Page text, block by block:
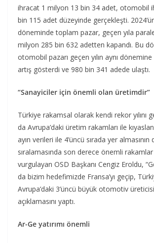
ihracat 1 milyon 13 bin 34 adet, otomobil
bin 115 adet düzeyinde gerçekleşti.
döneminde toplam pazar, geçen yıla
milyon 285 bin 632 adetten kapandı. Bu
otomobil pazarı geçen yılın aynı
artış gösterdi ve 980 bin 341 adede ulaştı.
“Sanayiciler için önemli olan üretimdir”
Türkiye rakamsal olarak kendi rekor yılını
da Avrupa’daki üretim rakamları ile
ayın verileri ile 4’üncü sırada yer almasının
sıralamasında son derece önemli
vurgulayan OSD Başkanı Cengiz Eroldu,
da bizim hedefimizde Fransa’yı geçip,
Avrupa’daki 3’üncü büyük otomotiv üreticisi
açıklamasını yaptı.
Ar-Ge yatırımı önemli